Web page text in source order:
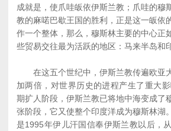
成就是，使爪哇皈依伊斯兰教；爪哇的穆
教的麻喏巴歇王国的胜利，正是这一皈依
作一个整体，那么，穆斯林主要的中心正
些贸易交往最为活跃的地区：马来半岛和
在这五个世纪中，伊斯兰教传遍欧亚
加两倍，对世界历史的进程产生了重大
期扩人阶段，伊斯兰教已将地中海变成了
张阶段，它又使整个印度洋成为穆斯林湖
是1995年伊儿汗国信奉伊斯兰教以后，